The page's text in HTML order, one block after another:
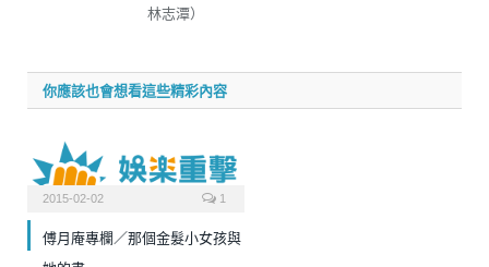
林志潭）
你應該也會想看這些精彩內容
2015-02-02 1
傅月庵專欄／那個金髮小女孩與